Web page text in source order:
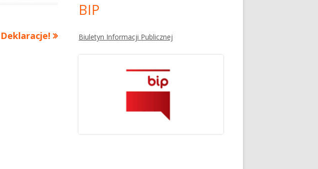
Deklaracje!
BIP
Biuletyn Informacji Publicznej